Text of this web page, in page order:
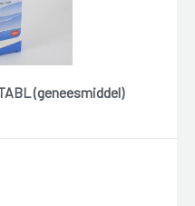
(geneesmiddel)